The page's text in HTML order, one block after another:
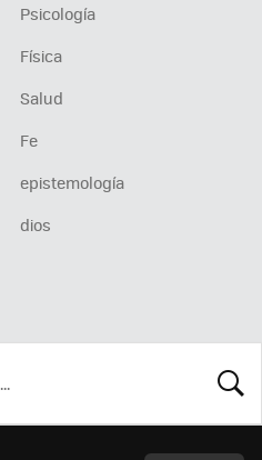
Psicología
Física
Salud
Fe
epistemología
dios